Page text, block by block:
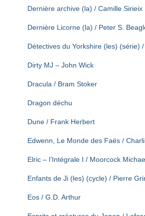
Dernière archive (la) / Camille Sirieix
Dernière Licorne (la) / Peter S.
Détectives du Yorkshire (les) (série)
Dirty MJ – John Wick
Dracula / Bram Stoker
Dragon déchu
Dune / Frank Herbert
Edwenn, Le Monde des Faës /
Elric – l’Intégrale I / Moorcock
Enfants de Ji (les) (cycle) / Pierre
Eos / G.D. Arthur